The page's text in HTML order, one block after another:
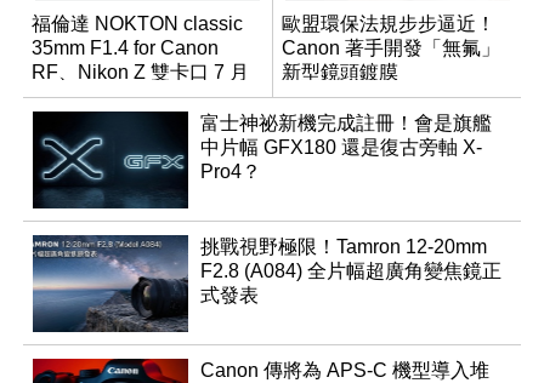
福倫達 NOKTON classic
35mm F1.4 for Canon
RF、Nikon Z 雙卡口 7 月
同步登台
歐盟環保法規步步逼近！
Canon 著手開發「無氟」
新型鏡頭鍍膜
富士神祕新機完成註冊！會是旗艦
中片幅 GFX180 還是復古旁軸 X-
Pro4？
挑戰視野極限！Tamron 12-20mm
F2.8 (A084) 全片幅超廣角變焦鏡正
式發表
Canon 傳將為 APS-C 機型導入堆